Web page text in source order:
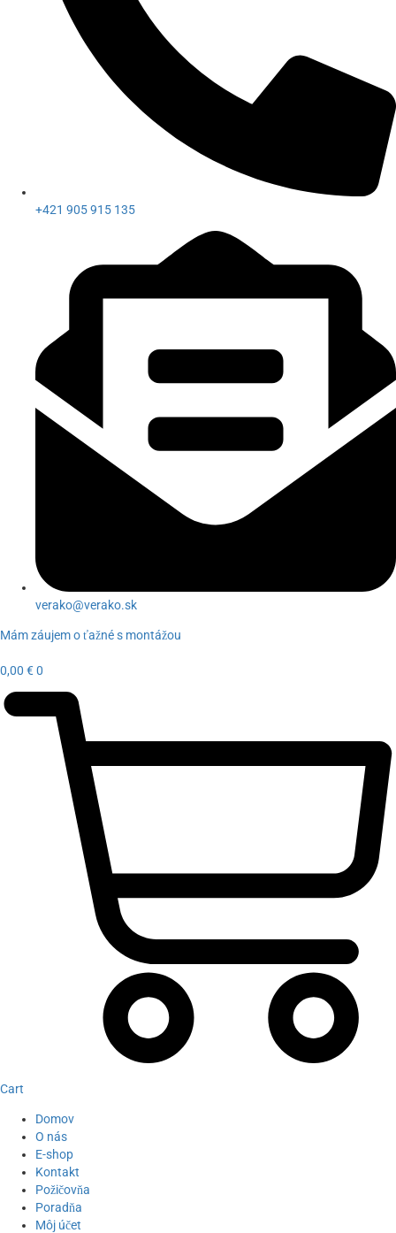
+421 905 915 135
verako@verako.sk
Mám záujem o ťažné s montážou
0,00 €0
Cart
Domov
O nás
E-shop
Kontakt
Požičovňa
Poradňa
Môj účet